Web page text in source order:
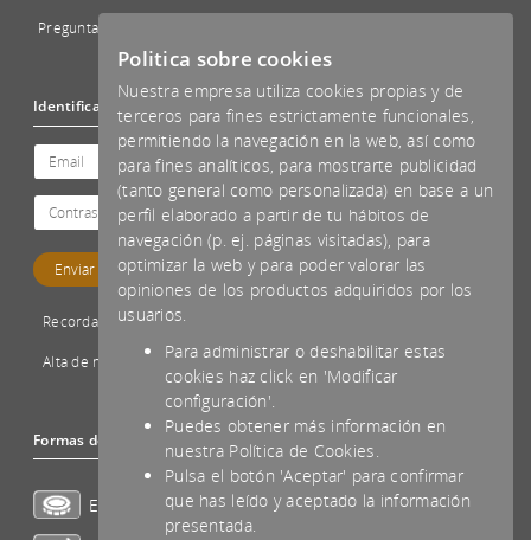
Preguntas Frecuentes - FAQs
Identificación
Recordar password
Alta de nuevo cliente
Formas de pago aceptadas
Efectivo
Politica sobre cookies
Nuestra empresa utiliza cookies propias y de
terceros para fines estrictamente funcionales,
permitiendo la navegación en la web, así como
para fines analíticos, para mostrarte publicidad
(tanto general como personalizada) en base a un
perfil elaborado a partir de tu hábitos de
navegación (p. ej. páginas visitadas), para
optimizar la web y para poder valorar las
opiniones de los productos adquiridos por los
usuarios.
Para administrar o deshabilitar estas
cookies haz click en 'Modificar
configuración'.
Puedes obtener más información en
nuestra Política de Cookies.
Pulsa el botón 'Aceptar' para confirmar
que has leído y aceptado la información
presentada.